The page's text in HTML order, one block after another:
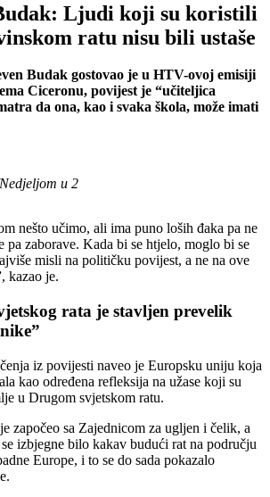
Ljudi koji su koristili
ratu nisu bili ustaše
Budak gostovao je u HTV-ovoj emisiji
Ciceronu, povijest je “učiteljica
da ona, kao i svaka škola, može imati
u 2
nešto učimo, ali ima puno loših đaka pa ne
pa zaborave. Kada bi se htjelo, moglo bi se
misli na političku povijest, a ne na ove
kazao je.
rata je stavljen prevelik
iz povijesti naveo je Europsku uniju koja
kao određena refleksija na užase koji su
u Drugom svjetskom ratu.
započeo sa Zajednicom za ugljen i čelik, a
izbjegne bilo kakav budući rat na području
Europe, i to se do sada pokazalo